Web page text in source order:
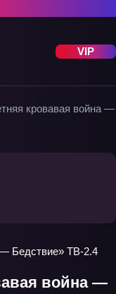
VIP
кровавая война
война —